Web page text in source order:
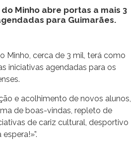
Minho abre portas a mais 3
para Guimarães.
Minho, cerca de 3 mil, terá como
iniciativas agendadas para os
e acolhimento de novos alunos,
de boas-vindas, repleto de
de cariz cultural, desportivo